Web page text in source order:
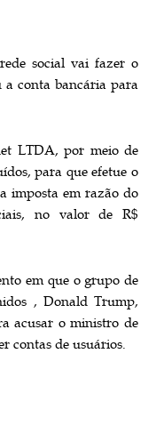
social vai fazer o
conta bancária para
LTDA, por meio de
para que efetue o
imposta em razão do
no valor de R$
em que o grupo de
, Donald Trump,
acusar o ministro de
contas de usuários.